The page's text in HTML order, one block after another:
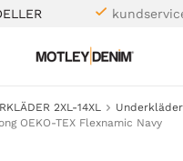
2XL-14XL
OEKO-TEX Flexnamic Navy